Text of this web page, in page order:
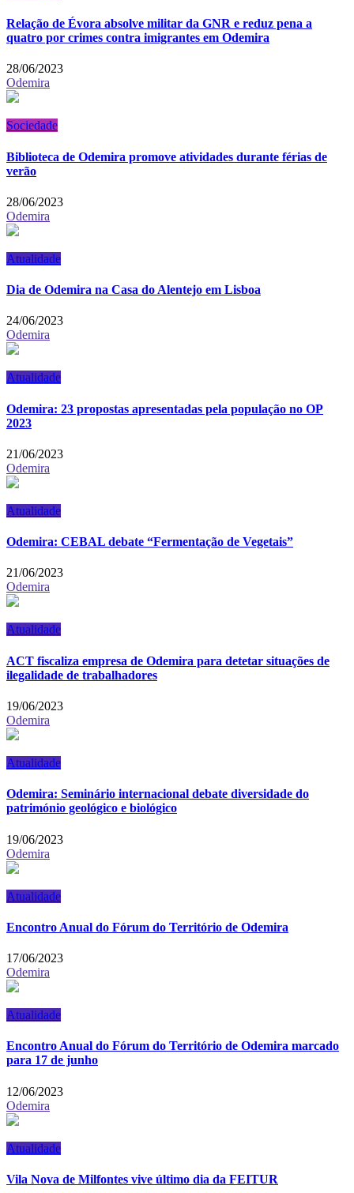
Relação de Évora absolve militar da GNR e reduz pena a
quatro por crimes contra imigrantes em Odemira
28/06/2023
Odemira
Sociedade
Biblioteca de Odemira promove atividades durante férias de
verão
28/06/2023
Odemira
Atualidade
Dia de Odemira na Casa do Alentejo em Lisboa
24/06/2023
Odemira
Atualidade
Odemira: 23 propostas apresentadas pela população no OP
2023
21/06/2023
Odemira
Atualidade
Odemira: CEBAL debate “Fermentação de Vegetais”
21/06/2023
Odemira
Atualidade
ACT fiscaliza empresa de Odemira para detetar situações de
ilegalidade de trabalhadores
19/06/2023
Odemira
Atualidade
Odemira: Seminário internacional debate diversidade do
património geológico e biológico
19/06/2023
Odemira
Atualidade
Encontro Anual do Fórum do Território de Odemira
17/06/2023
Odemira
Atualidade
Encontro Anual do Fórum do Território de Odemira marcado
para 17 de junho
12/06/2023
Odemira
Atualidade
Vila Nova de Milfontes vive último dia da FEITUR